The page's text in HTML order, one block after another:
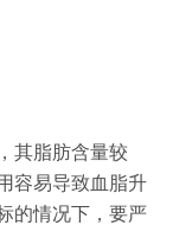
其脂肪含量较
容易导致血脂升
的情况下，要严